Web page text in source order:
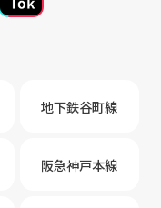
地下鉄谷町線
阪急神戸本線